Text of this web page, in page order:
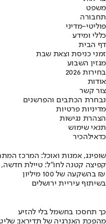
משפט
תחבורה
פוליטי-מדיני
כללי ומידע
דף הבית
זמני כניסת וצאת שבת
מגזין השבוע
בחירות 2026
אודות
צור קשר
נבחרת הכתבים והפרשנים
מדיניות פרטיות
הצהרת נגישות
תנאי שימוש
כדאילהכיר
שופינג, אמנות ואוכל: המרכז
קפיצה קטנה לחו"ל: טיילת חדשה,
בהשקעה של 100 מיליון ₪
בשיתוף עיריית ירושלים
כך תחסכו בחשמל בלי להזיע
מהפכת האנרגיה של תדיראן: